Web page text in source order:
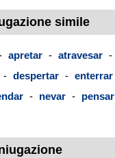
simile
apretar - atravesar -
- despertar - enterrar
- nevar - pensar